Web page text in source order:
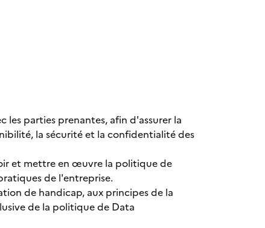
parties prenantes, afin d'assurer la
la sécurité et la confidentialité des
et mettre en œuvre la politique de
de l'entreprise.
de handicap, aux principes de la
de la politique de Data